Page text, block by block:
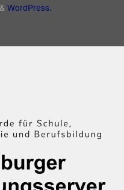
& WordPress.